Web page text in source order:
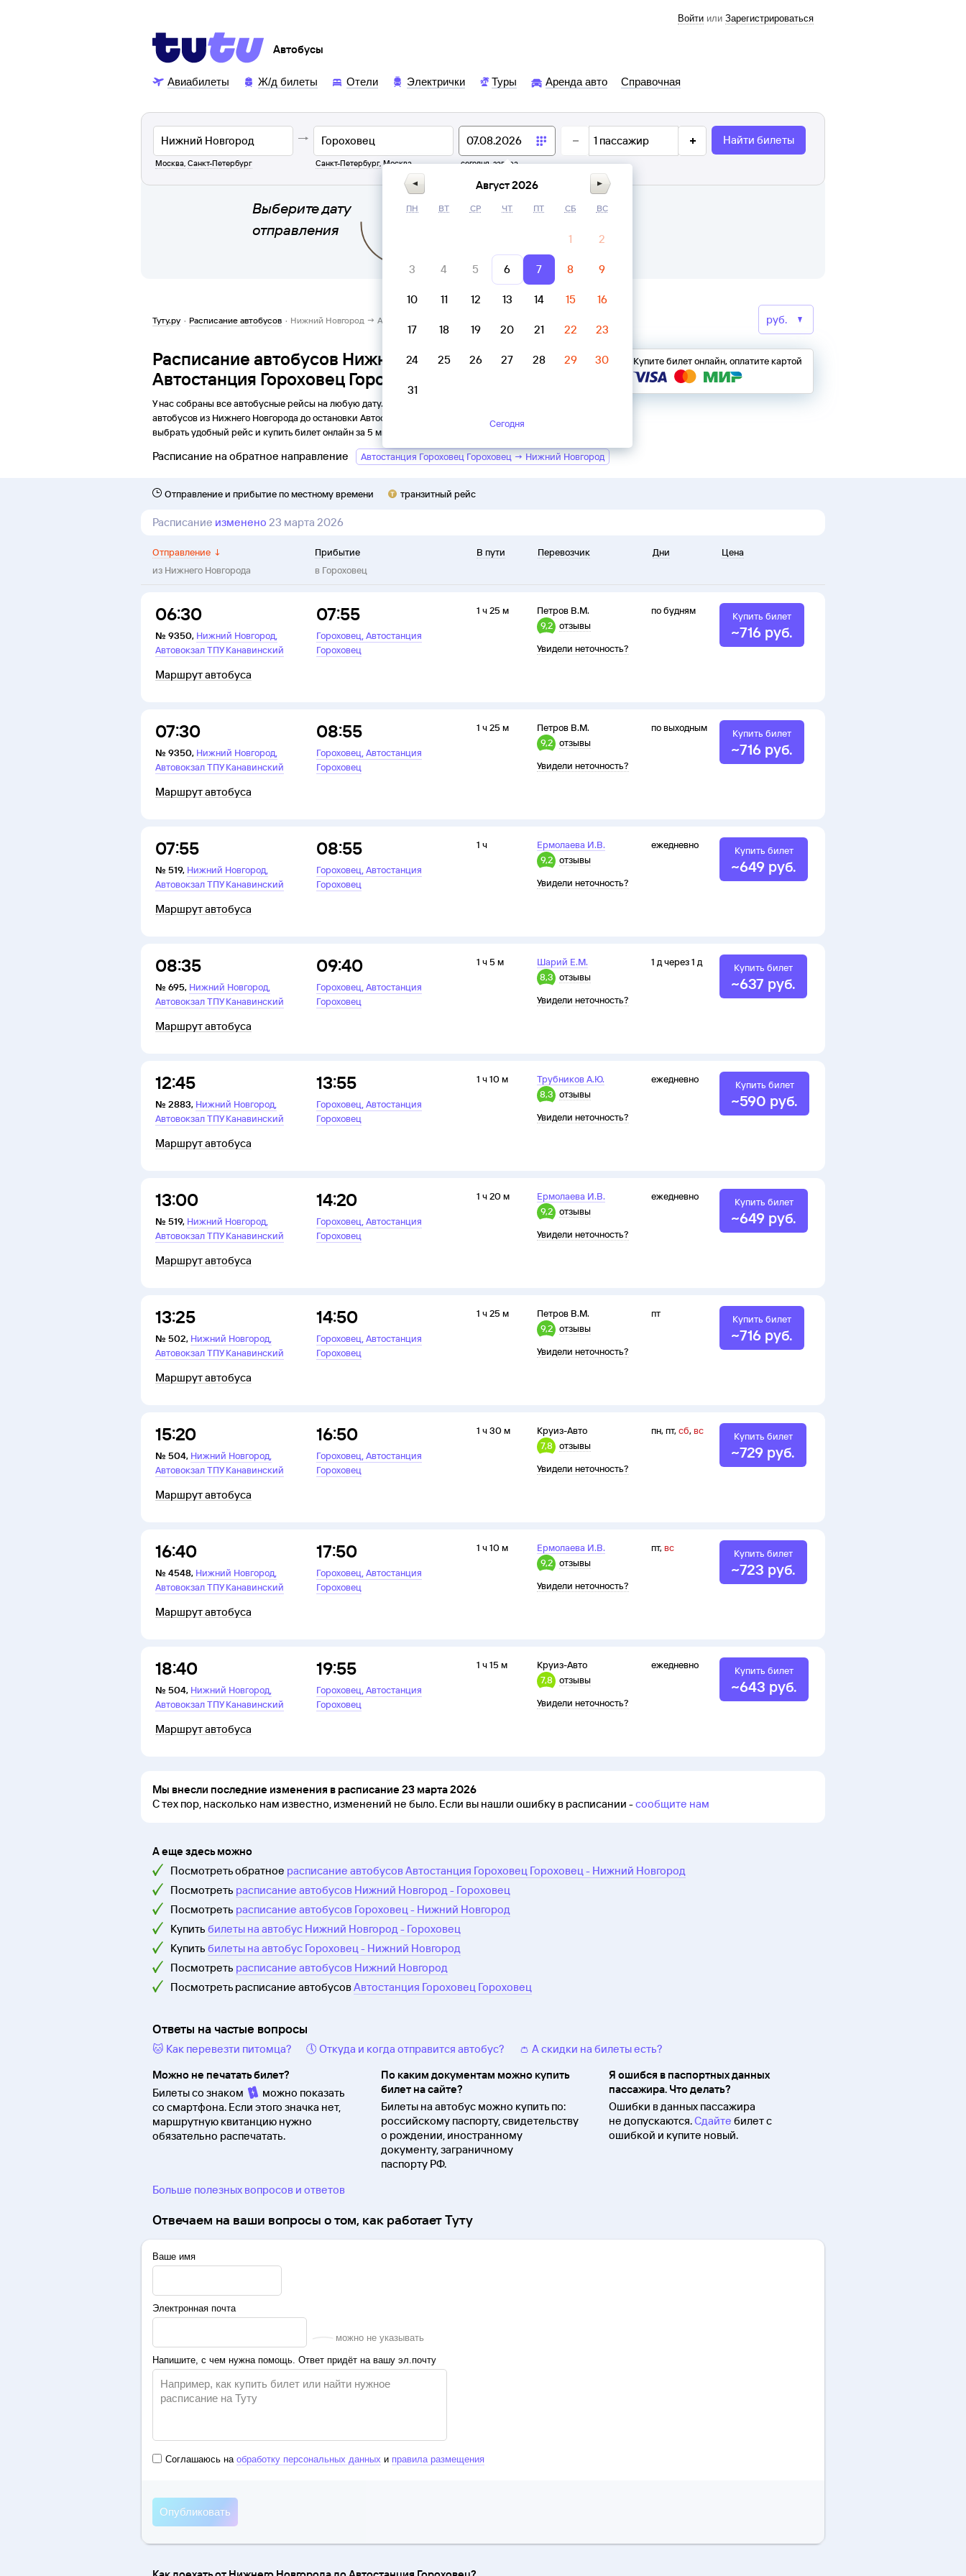
Войти или Зарегистрироваться
Автобусы
Авиабилеты Ж/д билеты Отели Электрички Туры Аренда авто Справочная
Москва, Санкт-Петербург Санкт-Петербург, Москва сегодня, завтра
1 пассажир Найти билеты
Выберите дату
отправления
Туту.ру · Расписание автобусов · Нижний Новгород → Автостанция Гороховец Гороховец
Расписание автобусов Нижний Новгород →
Автостанция Гороховец Гороховец
У нас собраны все автобусные рейсы на любую дату. Вы можете узнать точное расписание
автобусов из Нижнего Новгорода доостановки Автостанция Гороховец
выбрать удобный рейс и купить билет онлайн за 5 минут.
Купите билет онлайн, оплатите картой
Расписание на обратное направление Автостанция Гороховец Гороховец → Нижний Новгород
Отправление и прибытие по местному времени транзитный рейс
Расписание изменено 23 марта 2026
Отправление ↓
из Нижнего Новгорода
Прибытие
в Гороховец
В пути Перевозчик Дни Цена
06:30
№ 9350, Нижний Новгород,
Автовокзал ТПУ Канавинский
07:55
Гороховец,Автостанция
Гороховец
1 ч 25 м
Петров В.М.
9,2 отзывы
Увидели неточность?
по будням
Маршрут автобуса
Купить билет
~716 руб.
07:30
№ 9350, Нижний Новгород,
Автовокзал ТПУ Канавинский
08:55
Гороховец,Автостанция
Гороховец
1 ч 25 м
Петров В.М.
9,2 отзывы
Увидели неточность?
по выходным
Маршрут автобуса
Купить билет
~716 руб.
07:55
№ 519, Нижний Новгород,
Автовокзал ТПУ Канавинский
08:55
Гороховец,Автостанция
Гороховец
1 ч
Ермолаева И.В.
9,2 отзывы
Увидели неточность?
ежедневно
Маршрут автобуса
Купить билет
~649 руб.
08:35
№ 695, Нижний Новгород,
Автовокзал ТПУ Канавинский
09:40
Гороховец,Автостанция
Гороховец
1 ч 5 м
Шарий Е.М.
8,3 отзывы
Увидели неточность?
1 дчерез1 д
Маршрут автобуса
Купить билет
~637 руб.
12:45
№ 2883, Нижний Новгород,
Автовокзал ТПУ Канавинский
13:55
Гороховец,Автостанция
Гороховец
1 ч 10 м
Трубников А.Ю.
8,3 отзывы
Увидели неточность?
ежедневно
Маршрут автобуса
Купить билет
~590 руб.
13:00
№ 519, Нижний Новгород,
Автовокзал ТПУ Канавинский
14:20
Гороховец,Автостанция
Гороховец
1 ч 20 м
Ермолаева И.В.
9,2 отзывы
Увидели неточность?
ежедневно
Маршрут автобуса
Купить билет
~649 руб.
13:25
№ 502, Нижний Новгород,
Автовокзал ТПУ Канавинский
14:50
Гороховец,Автостанция
Гороховец
1 ч 25 м
Петров В.М.
9,2 отзывы
Увидели неточность?
пт
Маршрут автобуса
Купить билет
~716 руб.
15:20
№ 504, Нижний Новгород,
Автовокзал ТПУ Канавинский
16:50
Гороховец,Автостанция
Гороховец
1 ч 30 м
Круиз-Авто
7,8
отзывы
Увидели неточность?
пн, пт, сб, вс
Маршрут автобуса
Купить билет
~729 руб.
16:40
№ 4548, Нижний Новгород,
Автовокзал ТПУ Канавинский
17:50
Гороховец,Автостанция
Гороховец
1 ч 10 м
Ермолаева И.В.
9,2 отзывы
Увидели неточность?
пт, вс
Маршрут автобуса
Купить билет
~723 руб.
18:40
№ 504, Нижний Новгород,
Автовокзал ТПУ Канавинский
19:55
Гороховец,Автостанция
Гороховец
1 ч 15 м
Круиз-Авто
7,8
отзывы
Увидели неточность?
ежедневно
Маршрут автобуса
Купить билет
~643 руб.
Мы внесли последние изменения в расписание 23 марта 2026
С тех пор, насколько нам известно, изменений не было. Если вы нашли ошибку в расписании -сообщите нам
А еще здесь можно
Посмотреть обратное расписание автобусов Автостанция Гороховец Гороховец - Нижний Новгород
Посмотреть расписание автобусов Нижний Новгород - Гороховец
Посмотреть расписание автобусов Гороховец - Нижний Новгород
Купить билеты на автобус Нижний Новгород - Гороховец
Купить билеты на автобус Гороховец - Нижний Новгород
Посмотреть расписание автобусов Нижний Новгород
Посмотреть расписание автобусовАвтостанция Гороховец Гороховец
Ответы на частые вопросы
🐱 Как перевезти питомца? 🕔 Откуда и когда отправится автобус?
👛 А скидки на билеты есть?
Можно не печатать билет?
Билеты со знаком
можно показать
со смартфона. Если этого значка нет,
маршрутную квитанцию нужно
обязательно распечатать.
По каким документам можно купить
билет на сайте?
Билеты на автобус можно купить по:
российскому паспорту, свидетельству
о рождении, иностранному
документу, заграничному
паспорту РФ.
Я ошибся в паспортных данных
пассажира. Что делать?
Ошибки в данных пассажира
не допускаются.Сдайте билет с
ошибкой и купите новый.
Больше полезных вопросов и ответов
Отвечаем на ваши вопросы о том, как работает Туту
Ваше имя
Электронная почта
можно не указывать
Напишите, с чем нужна помощь. Ответ придёт на вашу эл.почту
Соглашаюсь на обработку персональных данных и правила размещения
Август 2026
ПН ВТ СР ЧТ ПТ СБ ВС
1 2
3 4 5 6 7 8 9
10 11 12 13 14 15 16
17 18 19 20 21 22 23
24 25 26 27 28 29 30
31
Сегодня